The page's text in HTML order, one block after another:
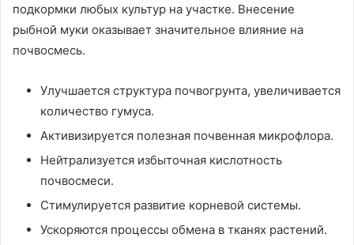
подкормки любых культур на участке. Внесение
рыбной муки оказывает значительное влияние на
почвосмесь.
Улучшается структура почвогрунта, увеличивается
количество гумуса.
Активизируется полезная почвенная микрофлора.
Нейтрализуется избыточная кислотность
почвосмеси.
Стимулируется развитие корневой системы.
Ускоряются процессы обмена в тканях растений.